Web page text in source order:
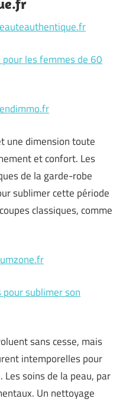
les femmes de 60
une dimension toute
et confort. Les
de la garde-robe
sublimer cette période
classiques, comme
sublimer son
sans cesse, mais
intemporelles pour
soins de la peau, par
Un nettoyage